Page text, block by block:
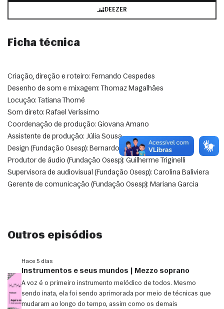
DEEZER
Ficha técnica
Criação, direção e roteiro: Fernando Cespedes
Desenho de som e mixagem: Thomaz Magalhães
Locução: Tatiana Thomé
Som direto: Rafael Veríssimo
Coordenação de produção: Giovana Amano
Assistente de produção: Júlia Sousa
Design (Fundação Osesp): Bernardo Cintra
Produtor de áudio (Fundação Osesp): Guilherme Triginelli
Supervisora de audiovisual (Fundação Osesp): Carolina Baliviera
Gerente de comunicação (Fundação Osesp): Mariana Garcia
Outros episódios
Hace 5 días
Instrumentos e seus mundos | Mezzo soprano
A voz é o primeiro instrumento melódico de todos. Mesmo
sendo inata, ela foi sendo aprimorada por meio de técnicas que
mudaram ao longo do tempo, assim como os demais